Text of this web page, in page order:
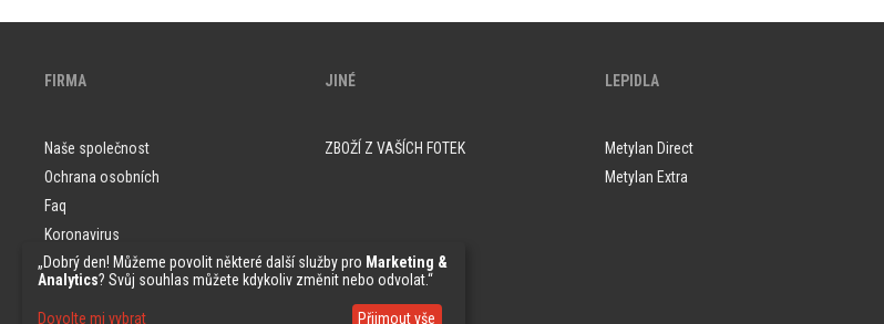
FIRMA
Naše společnost
Ochrana osobních
Faq
Koronavirus
Vzorky tapet
JINÉ
ZBOŽÍ Z VAŠÍCH FOTEK
LEPIDLA
Metylan Direct
Metylan Extra
„Dobrý den! Můžeme povolit některé další služby pro Marketing &
Analytics? Svůj souhlas můžete kdykoliv změnit nebo odvolat.“
Dovolte mi vybrat Přijmout vše